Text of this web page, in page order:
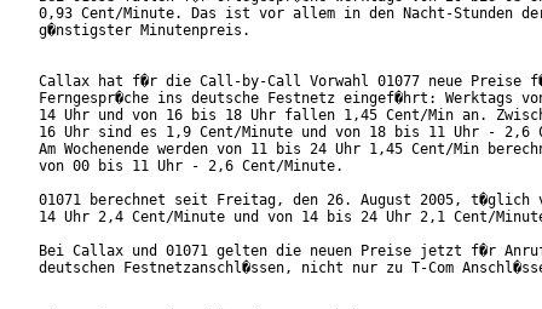
0,93 Cent/Minute. Das ist vor allem in den Nacht-Stunden
g�nstigster Minutenpreis.
Callax hat f�r die Call-by-Call Vorwahl 01077 neue Preise
Ferngespr�che ins deutsche Festnetz eingef�hrt: Werktags
14 Uhr und von 16 bis 18 Uhr fallen 1,45 Cent/Min an.
16 Uhr sind es 1,9 Cent/Minute und von 18 bis 11 Uhr - 2,6
Am Wochenende werden von 11 bis 24 Uhr 1,45 Cent/Min
von 00 bis 11 Uhr - 2,6 Cent/Minute.
01071 berechnet seit Freitag, den 26. August 2005, t�glich
14 Uhr 2,4 Cent/Minute und von 14 bis 24 Uhr 2,1 Cent/
Bei Callax und 01071 gelten die neuen Preise jetzt f�r
deutschen Festnetzanschl�ssen, nicht nur zu T-Com